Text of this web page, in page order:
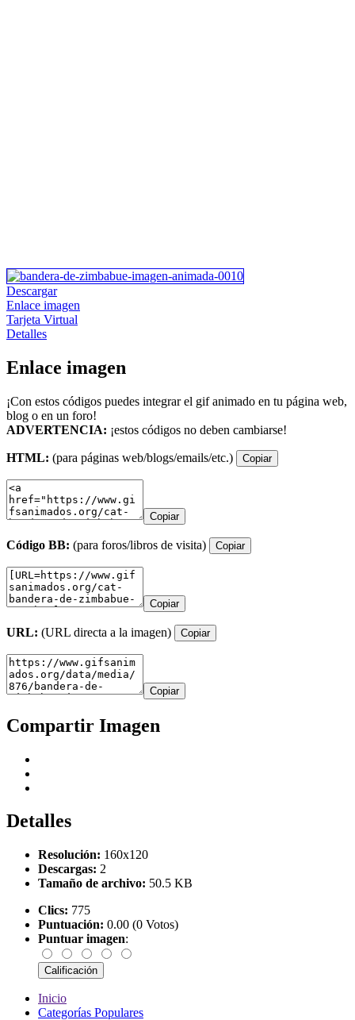
Descargar
Enlace imagen
Tarjeta Virtual
Detalles
Enlace imagen
¡Con estos códigos puedes integrar el gif animado en tu página web,
blog o en un foro!
ADVERTENCIA: ¡estos códigos no deben cambiarse!
HTML: (para páginas web/blogs/emails/etc.) Copiar
Copiar
Código BB: (para foros/libros de visita) Copiar
Copiar
URL: (URL directa a la imagen) Copiar
Copiar
Compartir Imagen
Detalles
Resolución: 160x120
Descargas: 2
Tamaño de archivo: 50.5 KB
Clics: 775
Puntuación: 0.00 (0 Votos)
Puntuar imagen:
Inicio
Categorías Populares